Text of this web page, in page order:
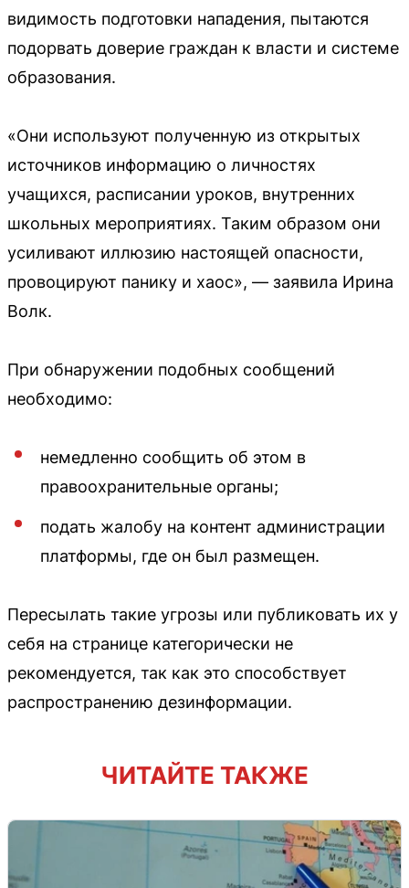
видимость подготовки нападения, пытаются
подорвать доверие граждан к власти и системе
образования.
«Они используют полученную из открытых
источников информацию о личностях
учащихся, расписании уроков, внутренних
школьных мероприятиях. Таким образом они
усиливают иллюзию настоящей опасности,
провоцируют панику и хаос», — заявила Ирина
Волк.
При обнаружении подобных сообщений
необходимо:
немедленно сообщить об этом в
правоохранительные органы;
подать жалобу на контент администрации
платформы, где он был размещен.
Пересылать такие угрозы или публиковать их у
себя на странице категорически не
рекомендуется, так как это способствует
распространению дезинформации.
ЧИТАЙТЕ ТАКЖЕ